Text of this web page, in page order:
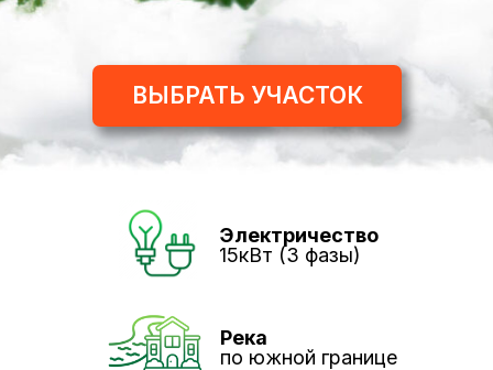
ВЫБРАТЬ УЧАСТОК
Река
по южной границе
Электричество
15кВт (3 фазы)